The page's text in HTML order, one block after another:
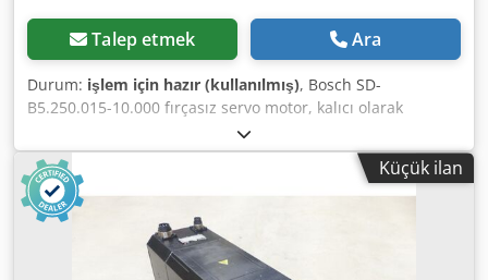
Talep etmek Ara
Durum: işlem için hazır (kullanılmış), Bosch SD-
B5.250.015-10.000 fırçasız servo motor, kalıcı olarak
uyarılmış SN, profesyonel olarak tamamen elden geçirilmiş
ve 12 ay garantili test edilmiş, %100 işlevsel, teslimat
kapsamı fotoğraflara göre. Anlaşılan satış indirimleri bu
ürün için geçerli değildir. Lütfen fiyatı ayrıca
sorunuz!,DİKKAT: Lütfen paketleme ve kargo masraflarını
ayrıca sorunuz! DİKKAT: Paketleme ve nakliye için ayrı ayrı
ücret bilgisi alınız! Dsdji D E U Uspfx Af Tekr
Küçük ilan